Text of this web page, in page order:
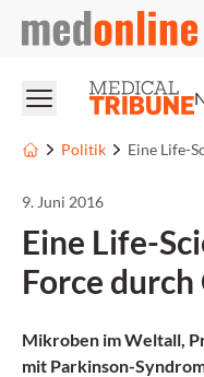
medonline
Politik Eine Life-
9. Juni 2016
Eine Life-
Force durch
Mikroben im Weltall,
mit Parkinson-